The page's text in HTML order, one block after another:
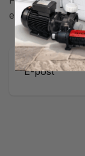
erbjudandena!